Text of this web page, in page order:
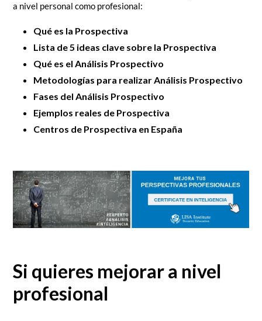
a nivel personal como profesional:
Qué es la Prospectiva
Lista de 5 ideas clave sobre la Prospectiva
Qué es el Análisis Prospectivo
Metodologías para realizar Análisis Prospectivo
Fases del Análisis Prospectivo
Ejemplos reales de Prospectiva
Centros de Prospectiva en España
Si quieres mejorar a nivel
profesional